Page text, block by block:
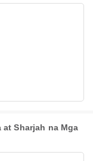
at Sharjah na Mga